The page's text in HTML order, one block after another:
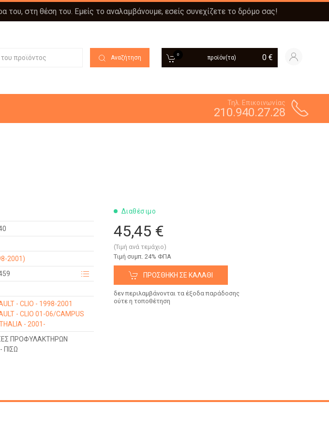
στη θέση του. Εμείς το αναλαμβάνουμε, εσείς συνεχίζετε το δρόμο σας!
Αναζήτηση 0 προϊόν(τα) 0 €
Τηλ. Επικοινωνίας
210.940.27.28
2001)
- CLIO - 1998-2001
- CLIO 01-06/CAMPUS
- 2001-
ΠΡΟΦΥΛΑΚΤΗΡΩΝ
ΠΙΣΩ
Διαθέσιμο
45,45 €
(Τιμή ανά τεμάχιο)
Tιμή συμπ. 24% ΦΠΑ
ΠΡΟΣΘΉΚΗ ΣΕ ΚΑΛΆΘΙ
δεν περιλαμβάνονται τα έξοδα παράδοσης
ούτε η τοποθέτηση